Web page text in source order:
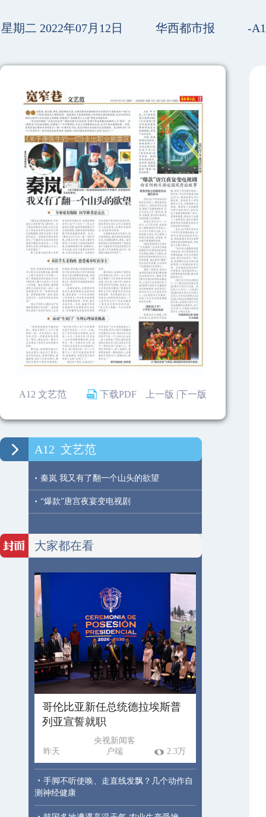
星期二 2022年07月12日 华西都市报 -
A12 文艺范 下载PDF 下一版
上一版 |
A12 文艺范
· 秦岚 我又有了翻一个山头的欲望
· “爆款”唐宫夜宴变电视剧
大家都在看
哥伦比亚新任总统德拉埃斯普
列亚宣誓就职
昨天
央视新闻客
户端
2.3万
· 手脚不听使唤、走直线发飘？几个动作自
测神经健康